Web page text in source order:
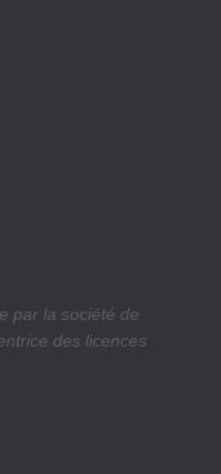
par la société de
des licences